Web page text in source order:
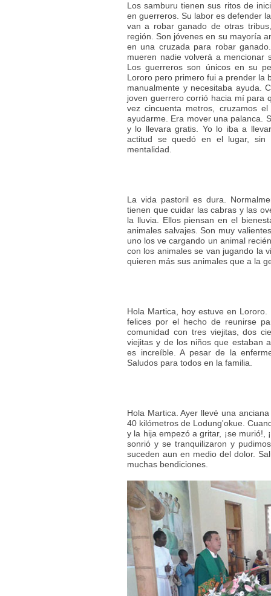
Los samburu tienen sus ritos de
en guerreros. Su labor es defender
van a robar ganado de otras
región. Son jóvenes en su mayoría
en una cruzada para robar
mueren nadie volverá a mencionar
Los guerreros son únicos en su
Lororo pero primero fui a prender la
manualmente y necesitaba ayuda.
joven guerrero corrió hacia mí para
vez cincuenta metros, cruzamos
ayudarme. Era mover una palanca.
y lo llevara gratis. Yo lo iba a
actitud se quedó en el lugar,
mentalidad.
La vida pastoril es dura.
tienen que cuidar las cabras y las
la lluvia. Ellos piensan en el
animales salvajes. Son muy
uno los ve cargando un animal
con los animales se van jugando la
quieren más sus animales que a la
Hola Martica, hoy estuve en
felices por el hecho de reunirse
comunidad con tres viejitas, dos
viejitas y de los niños que estaban
es increíble. A pesar de la
Saludos para todos en la familia.
Hola Martica. Ayer llevé una
40 kilómetros de Lodung'okue.
y la hija empezó a gritar, ¡se murió!,
sonrió y se tranquilizaron y
suceden aun en medio del dolor.
muchas bendiciones.